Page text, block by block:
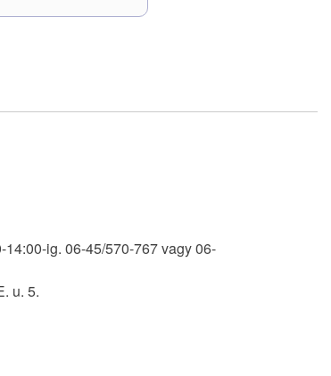
ig. 06-45/570-767 vagy 06-
u. 5.